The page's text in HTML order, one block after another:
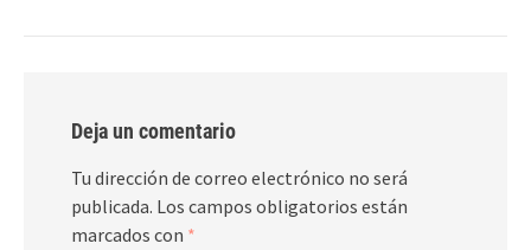
Deja un comentario
Tu dirección de correo electrónico no será
publicada. Los campos obligatorios están
marcados con *